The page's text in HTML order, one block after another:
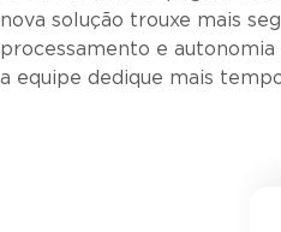
nova solução trouxe mais
processamento e
a equipe dedique mais